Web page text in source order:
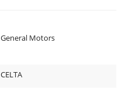
General Motors
CELTA